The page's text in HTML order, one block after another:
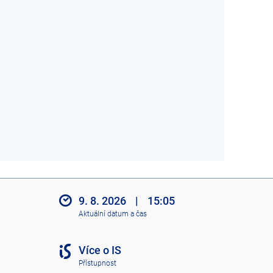
9. 8. 2026 | 15:05
Aktuální datum a čas
Více o IS
Přístupnost